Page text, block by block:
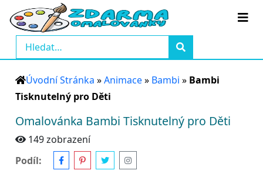
Úvodní Stránka »Animace» Bambi » Bambi
Tisknutelný pro Děti
Omalovánka Bambi Tisknutelný pro Děti
149 zobrazení
Podíl: